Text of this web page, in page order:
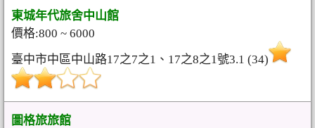
東城年代旅舍中山館
價格:800 ~ 6000
臺中市中區中山路17之7之1、17之8之1號3.1 (34)
圖格旅旅館